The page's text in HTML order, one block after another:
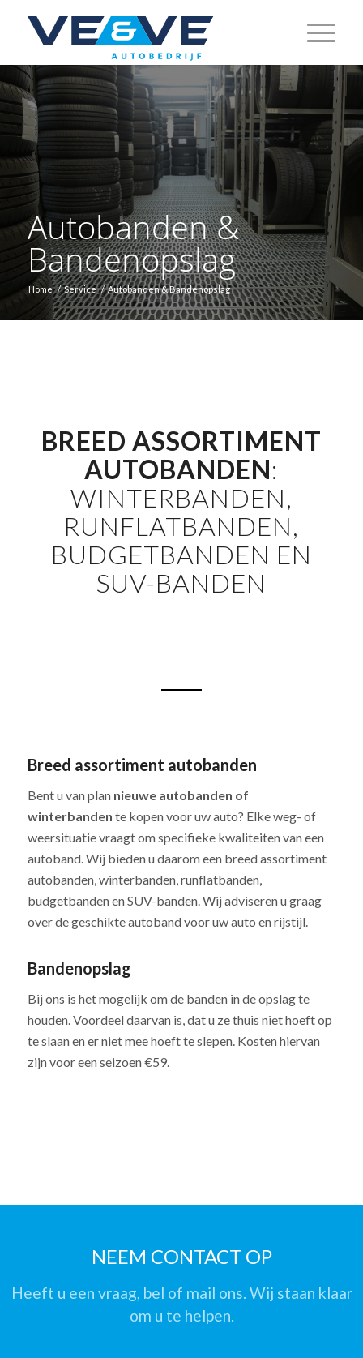
Autobanden &
Bandenopslag
Home / Service / Autobanden & Bandenopslag
BREED ASSORTIMENT
AUTOBANDEN:
WINTERBANDEN,
RUNFLATBANDEN,
BUDGETBANDEN EN
SUV-BANDEN
Breed assortiment autobanden
Bent u van plan nieuwe autobanden of
winterbanden te kopen voor uw auto? Elke weg- of
weersituatie vraagt om specifieke kwaliteiten van een
autoband. Wij bieden u daarom een breed assortiment
autobanden, winterbanden, runflatbanden,
budgetbanden en SUV-banden. Wij adviseren u graag
over de geschikte autoband voor uw auto en rijstijl.
Bandenopslag
Bij ons is het mogelijk om de banden in de opslag te
houden. Voordeel daarvan is, dat u ze thuis niet hoeft op
te slaan en er niet mee hoeft te slepen. Kosten hiervan
zijn voor een seizoen €59.
NEEM CONTACT OP
Heeft u een vraag, bel of mail ons. Wij staan klaar
om u te helpen.